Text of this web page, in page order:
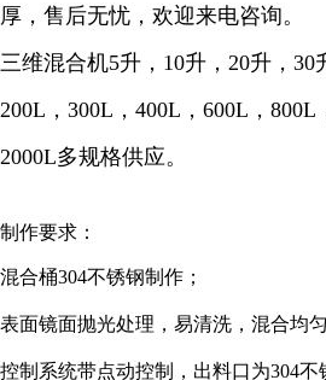
厚，售后无忧，欢迎来电咨询。
三维混合机5升，10升，20升，30
200L，300L，400L，600L，800L
2000L多规格供应。
制作要求：
混合桶304不锈钢制作；
表面镜面抛光处理，易清洗，混合均匀
控制系统带点动控制，出料口为304不